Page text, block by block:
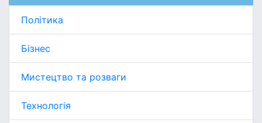
Політика
Бізнес
Мистецтво та розваги
Технологія